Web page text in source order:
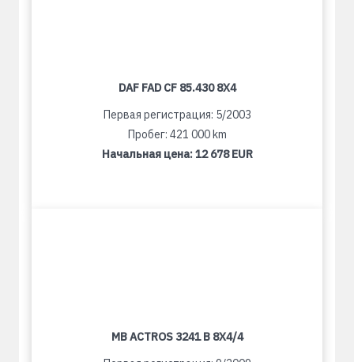
DAF FAD CF 85.430 8X4
Первая регистрация: 5/2003
Пробег: 421 000 km
Начальная цена:12 678 EUR
MB ACTROS 3241 B 8X4/4